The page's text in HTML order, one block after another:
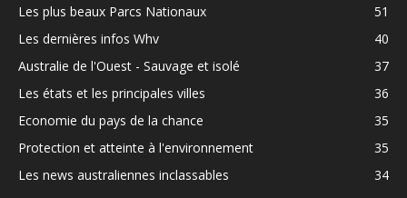
Les plus beaux Parcs Nationaux
51
Les dernières infos Whv
40
Australie de l'Ouest - Sauvage et isolé
37
Les états et les principales villes
36
Economie du pays de la chance
35
Protection et atteinte à l'environnement
35
Les news australiennes inclassables
34